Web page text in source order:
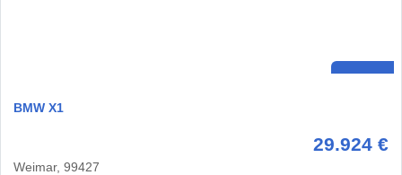
BMW X1
29.924 €
Weimar, 99427